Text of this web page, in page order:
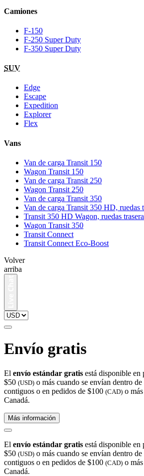
Camiones
F-150
F-250 Super Duty
F-350 Super Duty
SUV
Edge
Escape
Expedition
Explorer
Flex
Vans
Van de carga Transit 150
Wagon Transit 150
Van de carga Transit 250
Wagon Transit 250
Van de carga Transit 350
Van de carga Transit 350 HD, ruedas
Transit 350 HD Wagon, ruedas
Wagon Transit 350
Transit Connect
Transit Connect Eco-Boost
Volver
arriba
Envío gratis
El envío estándar gratis está disponible en
$50 (USD) o más cuando se envían dentro
contiguos o en pedidos de $100 (CAD) o
Canadá.
Más información
El envío estándar gratis está disponible en
$50 (USD) o más cuando se envían dentro
contiguos o en pedidos de $100 (CAD) o
Canadá.